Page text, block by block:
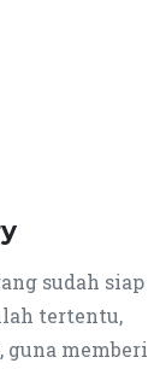
sudah siap
tertentu,
guna memberi